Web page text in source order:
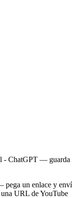
- ChatGPT —
un enlace y
URL de YouTube